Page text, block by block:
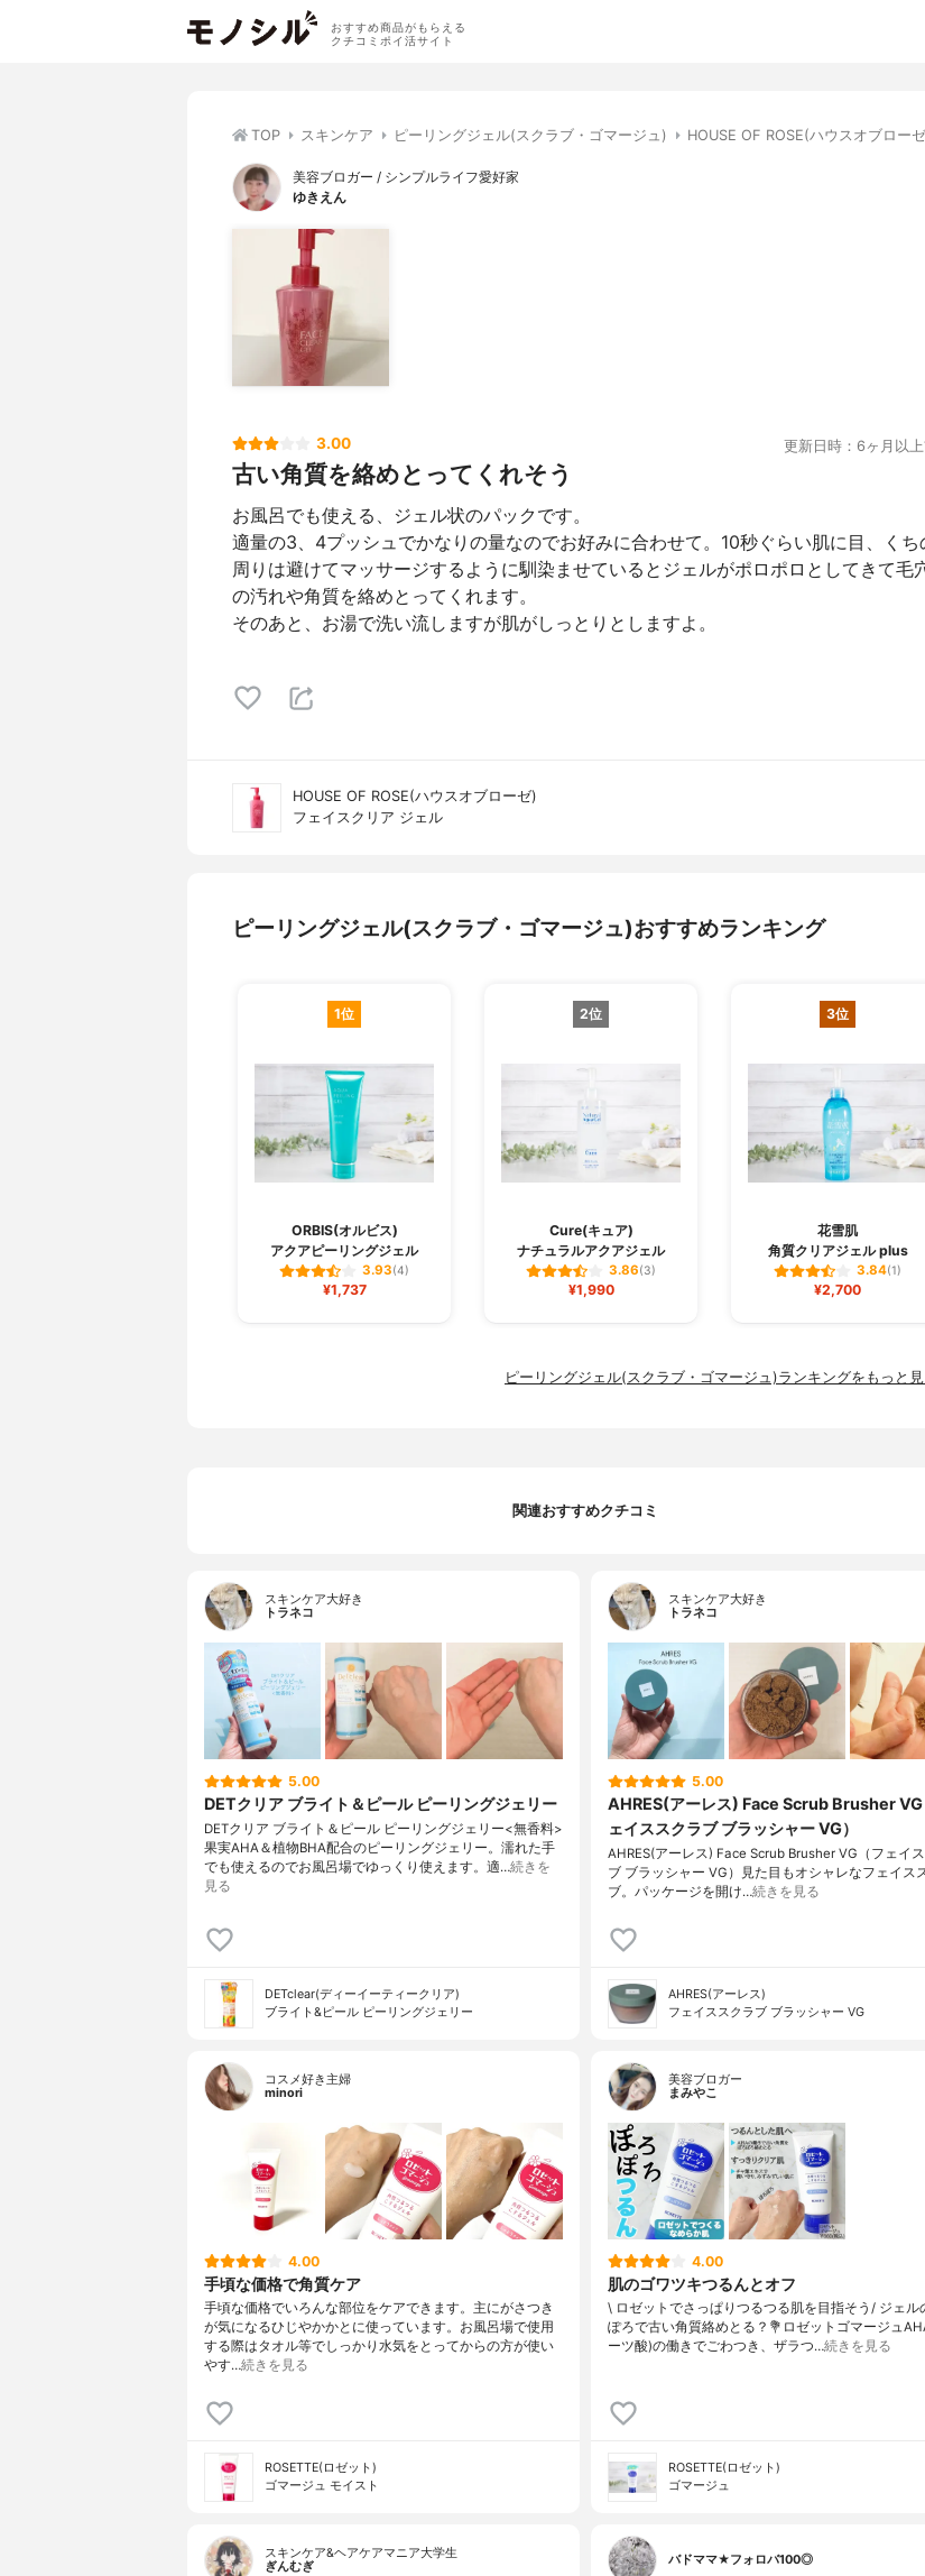
おすすめ商品がもらえる
クチコミポイ活サイト
TOP スキンケア ピーリングジェル(スクラブ・ゴマージュ) HOUSE OF ROSE(ハウスオブロー
美容ブロガー / シンプルライフ愛好家
ゆきえん
3.00 更新日時：6ヶ月以
古い角質を絡めとってくれそう
お風呂でも使える、ジェル状のパックです。
適量の3、4プッシュでかなりの量なのでお好みに合わせて。10秒ぐらい肌に目、くち
周りは避けてマッサージするように馴染ませているとジェルがポロポロとしてきて毛
の汚れや角質を絡めとってくれます。
そのあと、お湯で洗い流しますが肌がしっとりとしますよ。
HOUSE OF ROSE(ハウスオブローゼ)
フェイスクリア ジェル
ピーリングジェル(スクラブ・ゴマージュ)おすすめランキング
1位
ORBIS(オルビス)
アクアピーリングジェル
3.93(4)
¥1,737
2位
Cure(キュア)
ナチュラルアクアジェル
3.86(3)
¥1,990
3位
花雪肌
角質クリアジェル plus
3.84(1)
¥2,700
ピーリングジェル(スクラブ・ゴマージュ)ランキングをもっと
関連おすすめクチコミ
スキンケア大好き
トラネコ
5.00
DETクリア ブライト＆ピール ピーリングジェリー
DETクリア ブライト＆ピール ピーリングジェリー<無香料>
果実AHA＆植物BHA配合のピーリングジェリー。濡れた手
でも使えるのでお風呂場でゆっくり使えます。適…続きを
見る
DETclear(ディーイーティークリア)
ブライト&ピール ピーリングジェリー
スキンケア大好き
トラネコ
5.00
AHRES(アーレス) Face Scrub Brusher VG
ェイススクラブ ブラッシャー VG）
AHRES(アーレス) Face Scrub Brusher VG（フェイ
ブ ブラッシャー VG）見た目もオシャレなフェイス
ブ。パッケージを開け…続きを見る
AHRES(アーレス)
フェイススクラブ ブラッシャー VG
コスメ好き主婦
minori
4.00
手頃な価格で角質ケア
手頃な価格でいろんな部位をケアできます。主にがさつき
が気になるひじやかかとに使っています。お風呂場で使用
する際はタオル等でしっかり水気をとってからの方が使い
やす…続きを見る
ROSETTE(ロゼット)
ゴマージュ モイスト
美容ブロガー
まみやこ
4.00
肌のゴワツキつるんとオフ
\ ロゼットでさっぱりつるつる肌を目指そう/⁡⁡ ジェル
ぽろで古い角質絡めとる？⁡⁡💐ロゼットゴマージュ⁡⁡
ーツ酸)の働きでごわつき、ザラつ…続きを見る
ROSETTE(ロゼット)
ゴマージュ
スキンケア&ヘアケアマニア大学生
ぎんむぎ
バドママ★フォロバ100◎